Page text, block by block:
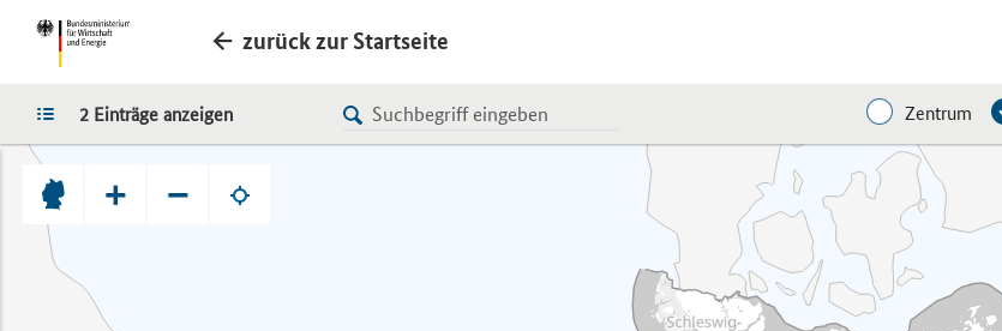
zurück zur Startseite
LISTE Zentrum
2 Einträge anzeigen
+ −